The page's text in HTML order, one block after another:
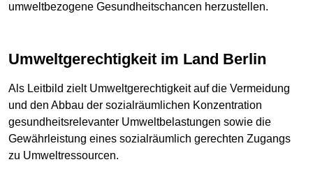
umweltbezogene Gesundheitschancen herzustellen.
Umweltgerechtigkeit im Land Berlin
Als Leitbild zielt Umweltgerechtigkeit auf die Vermeidung
und den Abbau der sozialräumlichen Konzentration
gesundheitsrelevanter Umweltbelastungen sowie die
Gewährleistung eines sozialräumlich gerechten Zugangs
zu Umweltressourcen.